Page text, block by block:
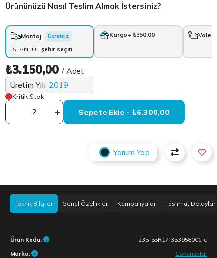
Ürününüzü Nasıl Teslim Almak İstersiniz?
Montaj Ücretsiz
İSTANBULşehir seçin
Kargo+ ₺350,00 Vale
₺3.150,00/ Adet
Üretim Yılı: 2019
Kritik Stok
- + Sepete Ekle - ₺6.300,00
Yorum Yap
Teknik Bilgiler Genel Özellikler Kampanyalar Teslimat Detayları
Ürün Kodu:
235-55R17-353958000-c
Marka:
Continental